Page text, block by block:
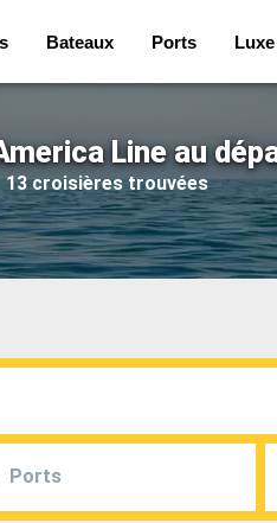
Bateaux Ports Luxe
Line au
13 croisières trouvées
Ports